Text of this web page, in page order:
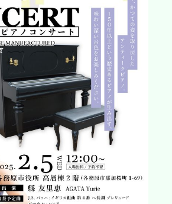
お問い合わせフォームからデータをアップロードす
合わせフォームはこちら
務原市蘇原中央町 2-1-8（各務原市文化会館内）
372-7231 FAX:058-371-0061
応援する
SUPPORT
各務原市文化会館
各種資料DL
DOWNLOAD
お問い合わせ